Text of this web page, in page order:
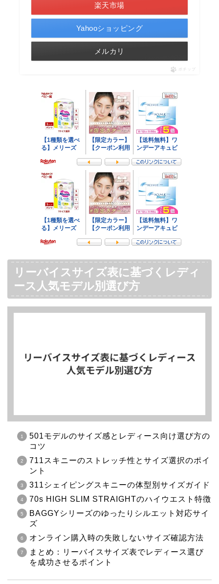
楽天市場
Yahooショッピング
メルカリ
ポチップ
リーバイスサイズ表に基づくレディ
ース人気モデル別選び方
501モデルのサイズ感とレディース向け選び方の
コツ
711スキニーのストレッチ性とサイズ選択のポイ
ント
311シェイピングスキニーの体型別サイズガイド
70s HIGH SLIM STRAIGHTのハイウエスト特徴
BAGGYシリーズのゆったりシルエット対応サイ
ズ
オンライン購入時の失敗しないサイズ確認方法
まとめ：リーバイスサイズ表でレディース選び
を成功させるポイント